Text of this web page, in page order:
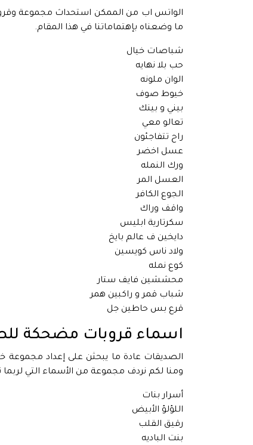
الواتس اب من الممكن استحداث مجموعة
ما وضعناه بإهتماماتنا في هذا المقام.
شباصات خيال
حب بلا نهايه
الوان ملونه
خيوط صوف
بيني و بينك
تعالو معي
راح تتفاجئون
عسل اخضر
ورك النمله
العسل المر
الجوع الكافر
واقف وراك
سكرتارية ابليس
دايخين ف عالم بايخ
ولاد ناس كويسين
كوع نمله
محششين فايف ستار
شباب قمر و راكبين همر
قرع بس حاطين جل
اسماء قروبات مضحكة
الصديقات عادة ما يبحثن على إعداد مجموعة
ومنا لكم نردف مجموعة من الأسماء التي لربما
أسرار بنات
اللؤلؤ الأبيض
رقيق القلب
بنت الباديه